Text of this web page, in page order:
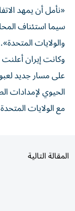
«نأمل أن يمهد
سيما استئناف
والولايات المتحدة».
وكانت إيران
على مسار جديد
الحيوي لإمدادات
مع الولايات
المقالة التالية